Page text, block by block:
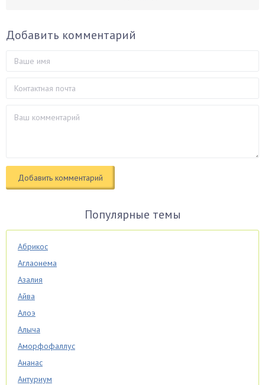
Добавить комментарий
Популярные темы
Абрикос
Аглаонема
Азалия
Айва
Алоэ
Алыча
Аморфофаллус
Ананас
Антуриум